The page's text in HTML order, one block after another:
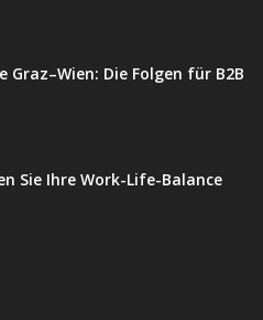
Graz–Wien: Die Folgen für B2B
Sie Ihre Work-Life-Balance